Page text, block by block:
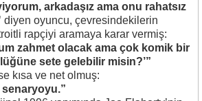
arkadaşız ama onu rahatsız
diyen oyuncu, çevresindekilerin
rapçiyi aramaya karar vermiş:
zahmet olacak ama çok komik bir
sete gelebilir misin?’”
kısa ve net olmuş: